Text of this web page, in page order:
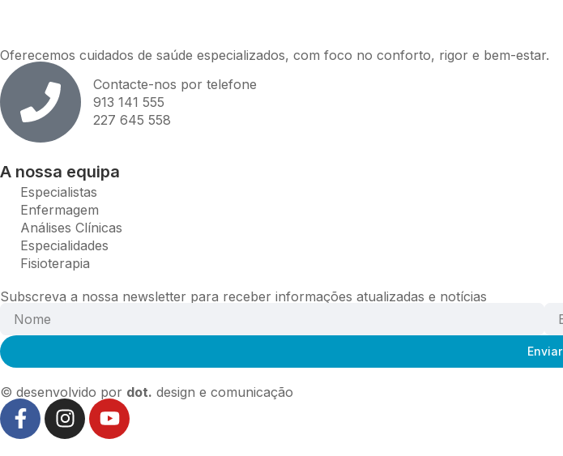
Oferecemos cuidados de saúde especializados, com foco no conforto, rigor e bem-estar.
Contacte-nos por telefone
913 141 555
227 645 558
A nossa equipa
Especialistas
Enfermagem
Análises Clínicas
Especialidades
Fisioterapia
Subscreva a nossa newsletter para receber informações atualizadas e notícias
Enviar
© desenvolvido por dot. design e comunicação